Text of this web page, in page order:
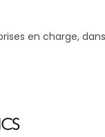
en charge,